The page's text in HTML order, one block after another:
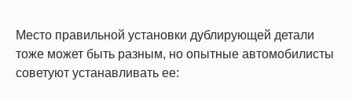
Место правильной установки дублирующей детали
тоже может быть разным, но опытные автомобилисты
советуют устанавливать ее: